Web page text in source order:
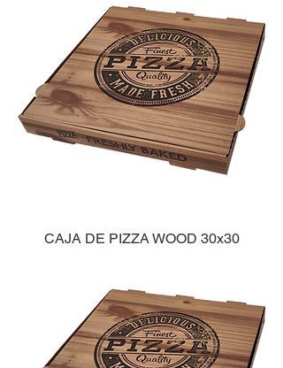
CAJA DE PIZZA WOOD 30x30